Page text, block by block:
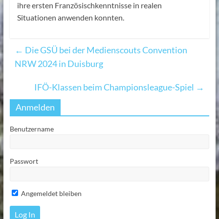
ihre ersten Französischkenntnisse in realen
Situationen anwenden konnten.
← Die GSÜ bei der Medienscouts Convention
NRW 2024 in Duisburg
IFÖ-Klassen beim Championsleague-Spiel →
Anmelden
Benutzername
Passwort
Angemeldet bleiben